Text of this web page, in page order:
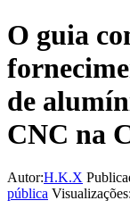
O guia
de
CNC na
Autor:H.K.X
pública